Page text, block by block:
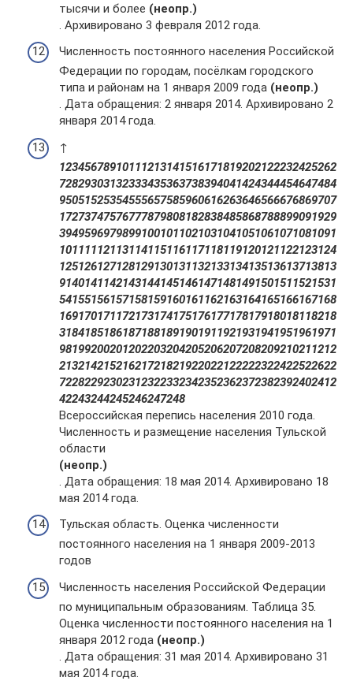
тысячи и более (неопр.)
. Архивировано 3 февраля 2012 года.
Численность постоянного населения Российской
Федерации по городам, посёлкам городского
типа и районам на 1 января 2009 года (неопр.)
. Дата обращения: 2 января 2014. Архивировано 2
января 2014 года.
↑
12345678910111213141516171819202122232425262
72829303132333435363738394041424344454647484
95051525354555657585960616263646566676869707
17273747576777879808182838485868788899091929
39495969798991001011021031041051061071081091
10111112113114115116117118119120121122123124
12512612712812913013113213313413513613713813
91401411421431441451461471481491501511521531
54155156157158159160161162163164165166167168
16917017117217317417517617717817918018118218
31841851861871881891901911921931941951961971
98199200201202203204205206207208209210211212
21321421521621721821922022122222322422522622
72282292302312322332342352362372382392402412
42243244245246247248
Всероссийская перепись населения 2010 года.
Численность и размещение населения Тульской
области
(неопр.)
. Дата обращения: 18 мая 2014. Архивировано 18
мая 2014 года.
Тульская область. Оценка численности
постоянного населения на 1 января 2009-2013
годов
Численность населения Российской Федерации
по муниципальным образованиям. Таблица 35.
Оценка численности постоянного населения на 1
января 2012 года (неопр.)
. Дата обращения: 31 мая 2014. Архивировано 31
мая 2014 года.